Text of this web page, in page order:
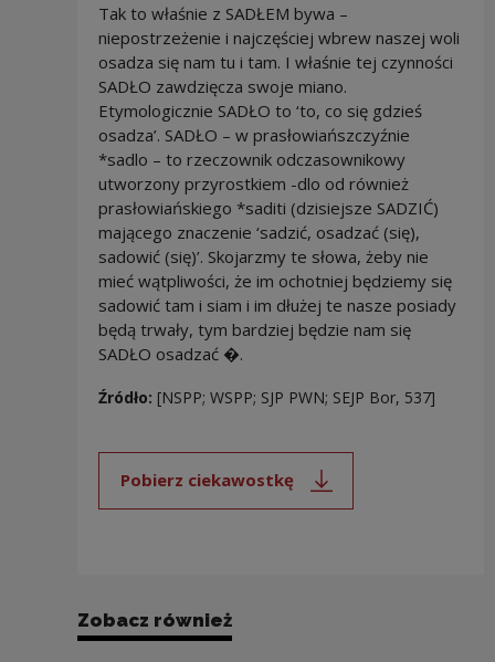
Tak to właśnie z SADŁEM bywa –
niepostrzeżenie i najczęściej wbrew naszej woli
osadza się nam tu i tam. I właśnie tej czynności
SADŁO zawdzięcza swoje miano.
Etymologicznie SADŁO to ‘to, co się gdzieś
osadza’. SADŁO – w prasłowiańszczyźnie
*sadlo – to rzeczownik odczasownikowy
utworzony przyrostkiem -dlo od również
prasłowiańskiego *saditi (dzisiejsze SADZIĆ)
mającego znaczenie ‘sadzić, osadzać (się),
sadowić (się)’. Skojarzmy te słowa, żeby nie
mieć wątpliwości, że im ochotniej będziemy się
sadowić tam i siam i im dłużej te nasze posiady
będą trwały, tym bardziej będzie nam się
SADŁO osadzać �.
Źródło: [NSPP; WSPP; SJP PWN; SEJP Bor, 537]
Pobierz ciekawostkę
Uwaga, link zostanie otwarty
Zobacz również